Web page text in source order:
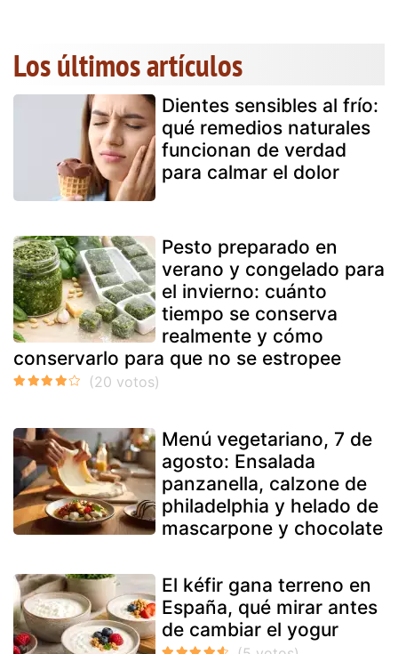
Los últimos artículos
Dientes sensibles al frío:
qué remedios naturales
funcionan de verdad
para calmar el dolor
Pesto preparado en
verano y congelado para
el invierno: cuánto
tiempo se conserva
realmente y cómo
conservarlo para que no se estropee
Menú vegetariano, 7 de
agosto: Ensalada
panzanella, calzone de
philadelphia y helado de
mascarpone y chocolate
El kéfir gana terreno en
España, qué mirar antes
de cambiar el yogur